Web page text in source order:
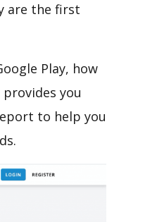
are the first
Play, how
provides you
to help you